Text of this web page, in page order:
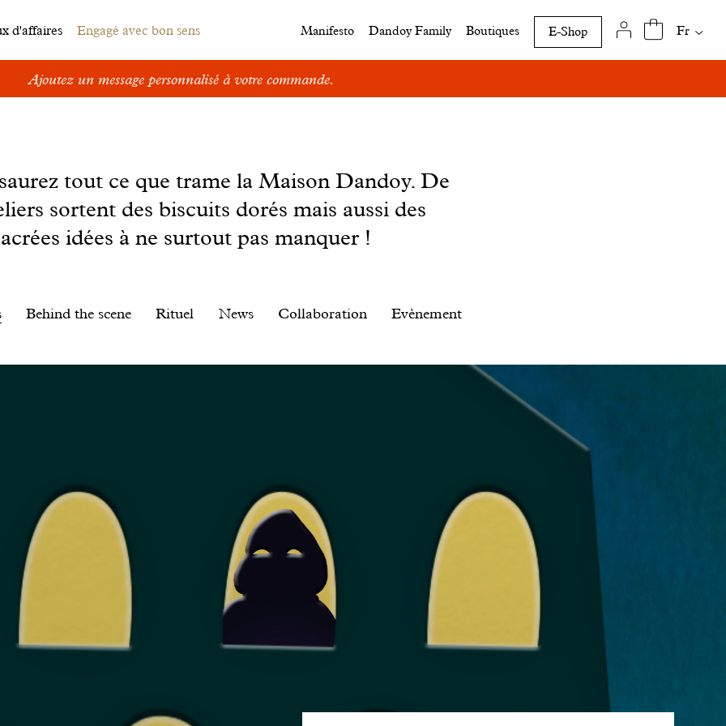
d'affaires Engagé avec bon sens Manifesto Dandoy Family Boutiques E-Shop
cette
Fr
Ajoutez un message personnalisé à votre commande.
tout ce que trame la Maison Dandoy. De
sortent des biscuits dorés mais aussi des
idées à ne surtout pas manquer !
Behind the scene Rituel News Collaboration Evènement